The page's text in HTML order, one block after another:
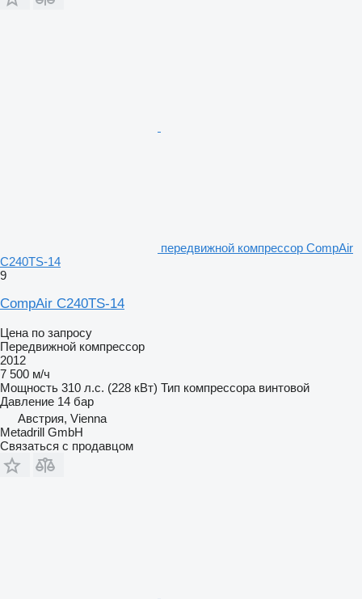
передвижной компрессор CompAir
C240TS-14
9
CompAir C240TS-14
Цена по запросу
Передвижной компрессор
2012
7 500 м/ч
Мощность 310 л.с. (228 кВт) Тип компрессора винтовой
Давление 14 бар
Австрия, Vienna
Metadrill GmbH
Связаться с продавцом